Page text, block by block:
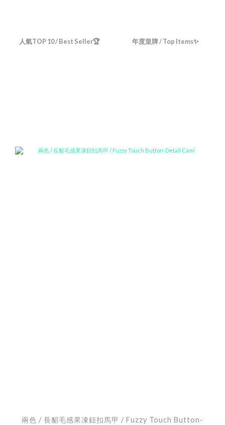
人氣TOP 10 / Best Seller🏆 年度皇牌 / Top Items✨
兩色 / 長貂毛感果凍鈕扣馬甲 / Fuzzy Touch Button-